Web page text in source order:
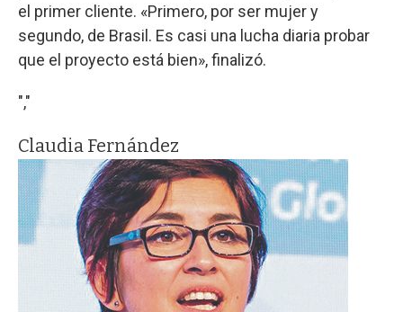
el primer cliente. «Primero, por ser mujer y
segundo, de Brasil. Es casi una lucha diaria probar
que el proyecto está bien», finalizó.
","
Claudia Fernández